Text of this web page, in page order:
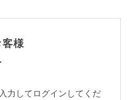
様
力してログインしてくだ